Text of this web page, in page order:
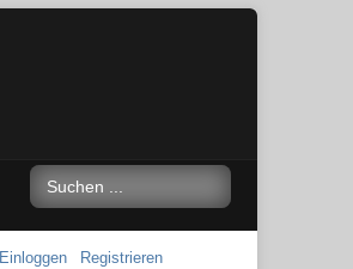
Einloggen Registrieren